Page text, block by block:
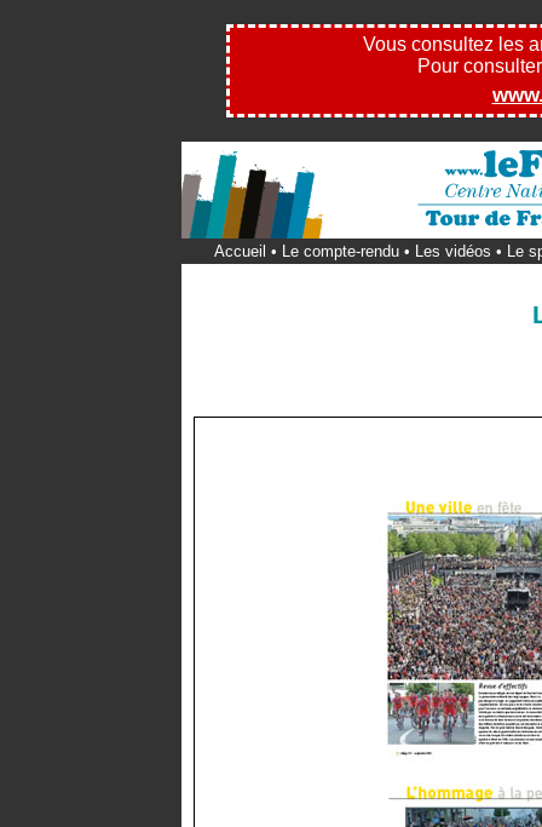
Vous consultez les
Pour
Accueil • Le compte-rendu • Les vidéos • Le